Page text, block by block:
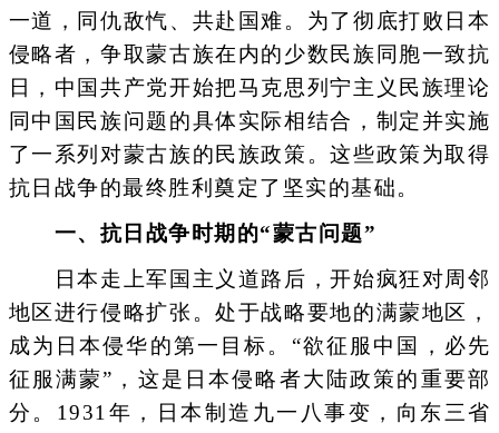
一道，同仇敌忾、共赴国难。为了彻底打败日本
侵略者，争取蒙古族在内的少数民族同胞一致抗
日，中国共产党开始把马克思列宁主义民族理论
同中国民族问题的具体实际相结合，制定并实施
了一系列对蒙古族的民族政策。这些政策为取得
抗日战争的最终胜利奠定了坚实的基础。
一、抗日战争时期的“蒙古问题”
日本走上军国主义道路后，开始疯狂对周邻
地区进行侵略扩张。处于战略要地的满蒙地区，
成为日本侵华的第一目标。“欲征服中国，必先
征服满蒙”，这是日本侵略者大陆政策的重要部
分。1931年，日本制造九一八事变，向东三省